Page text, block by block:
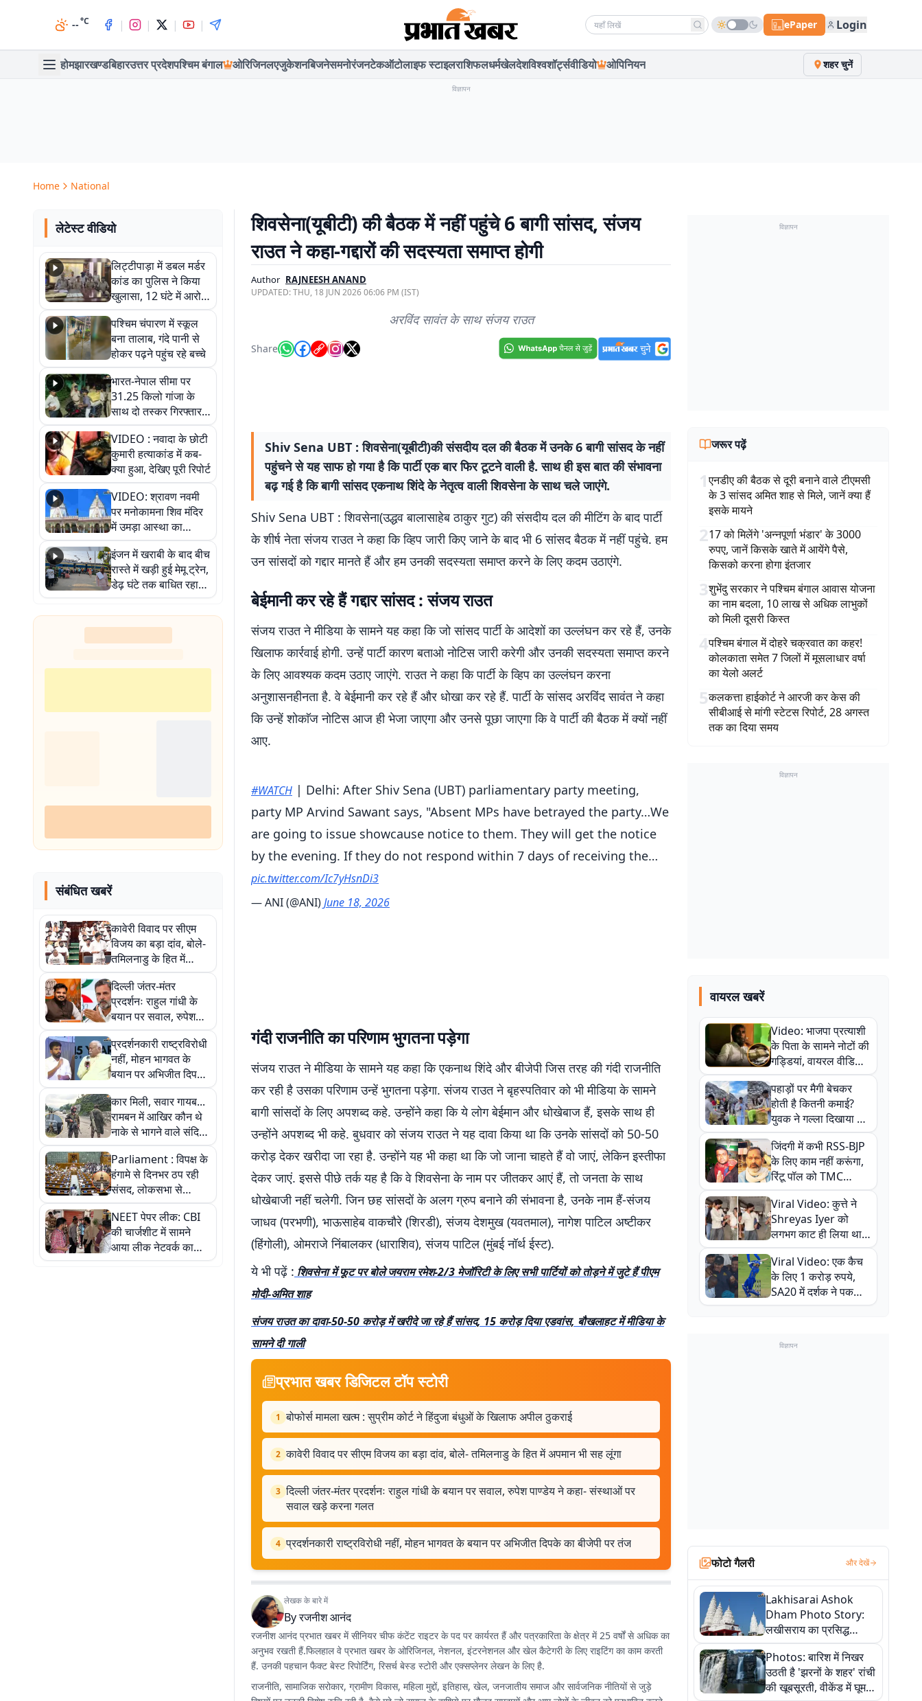
--°C | | | | Search news ePaper Login
होमझारखण्डबिहारउत्तर प्रदेशपश्चिम बंगाल ओरिजिनलएजुकेशनबिजनेसमनोरंजनटेकऑटोलाइफ स्टाइलराशिफलधर्मखेलदेशविश्वशॉर्ट्सवीडियो ओपिनियन शहर चुनें
विज्ञापन
Home National
लेटेस्ट वीडियो
लिट्टीपाड़ा में डबल मर्डर
कांड का पुलिस ने किया
खुलासा, 12 घंटे में आरोपी
गिरफ्तार
पश्चिम चंपारण में स्कूल
बना तालाब, गंदे पानी से
होकर पढ़ने पहुंच रहे बच्चे
भारत-नेपाल सीमा पर
31.25 किलो गांजा के
साथ दो तस्कर गिरफ्तार,
नेपाली नंबर की बाइक
जब्त
VIDEO : नवादा के छोटी
कुमारी हत्याकांड में कब-
क्या हुआ, देखिए पूरी रिपोर्ट
VIDEO: श्रावण नवमी
पर मनोकामना शिव मंदिर
में उमड़ा आस्था का
सैलाब, हर-हर महादेव के
जयघोष से गूंजा परिसर
इंजन में खराबी के बाद बीच
रास्ते में खड़ी हुई मेमू ट्रेन,
डेढ़ घंटे तक बाधित रहा
आवागमन
संबंधित खबरें
कावेरी विवाद पर सीएम
विजय का बड़ा दांव, बोले-
तमिलनाडु के हित में
अपमान भी सह लूंगा
दिल्ली जंतर-मंतर
प्रदर्शनः राहुल गांधी के
बयान पर सवाल, रुपेश
पाण्डेय ने कहा- संस्थाओं
पर सवाल खड़े करना
गलत
प्रदर्शनकारी राष्ट्रविरोधी
नहीं, मोहन भागवत के
बयान पर अभिजीत दिपके
का बीजेपी पर तंज
कार मिली, सवार गायब...
रामबन में आखिर कौन थे
नाके से भागने वाले संदिग्ध
लोग?
Parliament : विपक्ष के
हंगामे से दिनभर ठप रही
संसद, लोकसभा से
MSME संशोधन विधेयक
पास
NEET पेपर लीक: CBI
की चार्जशीट में सामने
आया लीक नेटवर्क का
मोडस ऑपरेंडी
शिवसेना(यूबीटी) की बैठक में नहीं पहुंचे 6 बागी सांसद, संजय
राउत ने कहा-गद्दारों की सदस्यता समाप्त होगी
Author RAJNEESH ANAND
UPDATED:THU, 18 JUN 2026 06:06 PM (IST)
अरविंद सावंत के साथ संजय राउत
Share
Shiv Sena UBT : शिवसेना(यूबीटी)की संसदीय दल की बैठक में उनके 6 बागी सांसद के नहीं
पहुंचने से यह साफ हो गया है कि पार्टी एक बार फिर टूटने वाली है. साथ ही इस बात की संभावना
बढ़ गई है कि बागी सांसद एकनाथ शिंदे के नेतृत्व वाली शिवसेना के साथ चले जाएंगे.
Shiv Sena UBT : शिवसेना(उद्धव बालासाहेब ठाकुर गुट) की संसदीय दल की मीटिंग के बाद पार्टी
के शीर्ष नेता संजय राउत ने कहा कि व्हिप जारी किए जाने के बाद भी 6 सांसद बैठक में नहीं पहुंचे. हम
उन सांसदों को गद्दार मानते हैं और हम उनकी सदस्यता समाप्त करने के लिए कदम उठाएंगे.
बेईमानी कर रहे हैं गद्दार सांसद : संजय राउत
संजय राउत ने मीडिया के सामने यह कहा कि जो सांसद पार्टी के आदेशों का उल्लंघन कर रहे हैं, उनके
खिलाफ कार्रवाई होगी. उन्हें पार्टी कारण बताओ नोटिस जारी करेगी और उनकी सदस्यता समाप्त करने
के लिए आवश्यक कदम उठाए जाएंगे. राउत ने कहा कि पार्टी के व्हिप का उल्लंघन करना
अनुशासनहीनता है. वे बेईमानी कर रहे हैं और धोखा कर रहे हैं. पार्टी के सांसद अरविंद सावंत ने कहा
कि उन्हें शोकाॅज नोटिस आज ही भेजा जाएगा और उनसे पूछा जाएगा कि वे पार्टी की बैठक में क्यों नहीं
आए.
#WATCH | Delhi: After Shiv Sena (UBT) parliamentary party meeting,
party MP Arvind Sawant says, "Absent MPs have betrayed the party…We
are going to issue showcause notice to them. They will get the notice
by the evening. If they do not respond within 7 days of receiving the…
pic.twitter.com/Ic7yHsnDi3
— ANI (@ANI)June 18, 2026
गंदी राजनीति का परिणाम भुगतना पड़ेगा
संजय राउत ने मीडिया के सामने यह कहा कि एकनाथ शिंदे और बीजेपी जिस तरह की गंदी राजनीति
कर रही है उसका परिणाम उन्हें भुगतना पड़ेगा. संजय राउत ने बृहस्पतिवार को भी मीडिया के सामने
बागी सांसदों के लिए अपशब्द कहे. उन्होंने कहा कि ये लोग बेईमान और धोखेबाज हैं, इसके साथ ही
उन्होंने अपशब्द भी कहे. बुधवार को संजय राउत ने यह दावा किया था कि उनके सांसदों को 50-50
करोड़ देकर खरीदा जा रहा है. उन्होंने यह भी कहा था कि जो जाना चाहते हैं वो जाएं, लेकिन इस्तीफा
देकर जाएं. इससे पीछे तर्क यह है कि वे शिवसेना के नाम पर जीतकर आएं हैं, तो जनता के साथ
धोखेबाजी नहीं चलेगी. जिन छह सांसदों के अलग ग्रुप बनाने की संभावना है, उनके नाम हैं-संजय
जाधव (परभणी), भाऊसाहेब वाकचौरे (शिरडी), संजय देशमुख (यवतमाल), नागेश पाटिल अष्टीकर
(हिंगोली), ओमराजे निंबालकर (धाराशिव), संजय पाटिल (मुंबई नॉर्थ ईस्ट).
ये भी पढ़ें : शिवसेना में फूट पर बोले जयराम रमेश-2/3 मेजॉरिटी के लिए सभी पार्टियों को तोड़ने में जुटे हैं पीएम
मोदी-अमित शाह
संजय राउत का दावा-50-50 करोड़ में खरीदे जा रहे हैं सांसद, 15 करोड़ दिया एडवांस, बौखलाहट में मीडिया के
सामने दी गाली
प्रभात खबर डिजिटल टॉप स्टोरी
1 बोफोर्स मामला खत्म : सुप्रीम कोर्ट ने हिंदुजा बंधुओं के खिलाफ अपील ठुकराई
2 कावेरी विवाद पर सीएम विजय का बड़ा दांव, बोले- तमिलनाडु के हित में अपमान भी सह लूंगा
3 दिल्ली जंतर-मंतर प्रदर्शनः राहुल गांधी के बयान पर सवाल, रुपेश पाण्डेय ने कहा- संस्थाओं पर
सवाल खड़े करना गलत
4 प्रदर्शनकारी राष्ट्रविरोधी नहीं, मोहन भागवत के बयान पर अभिजीत दिपके का बीजेपी पर तंज
लेखक के बारे में
Byरजनीश आनंद
रजनीश आनंद प्रभात खबर में सीनियर चीफ कंटेंट राइटर के पद पर कार्यरत हैं और पत्रकारिता के क्षेत्र में 25 वर्षों से अधिक का
अनुभव रखती हैं.फिलहाल वे प्रभात खबर के ओरिजिनल, नेशनल, इंटरनेशनल और खेल कैटेगरी के लिए राइटिंग का काम करती
हैं. उनकी पहचान फैक्ट बेस्ट रिपोर्टिंग, रिसर्च बेस्ड स्टोरी और एक्सप्लेनर लेखन के लिए है.
राजनीति, सामाजिक सरोकार, ग्रामीण विकास, महिला मुद्दों, इतिहास, खेल, जनजातीय समाज और सार्वजनिक नीतियों से जुड़े
विज्ञापन
जरूर पढ़ें
1एनडीए की बैठक से दूरी बनाने वाले टीएमसी
के 3 सांसद अमित शाह से मिले, जानें क्या हैं
इसके मायने
217 को मिलेंगे 'अन्नपूर्णा भंडार' के 3000
रुपए, जानें किसके खाते में आयेंगे पैसे,
किसको करना होगा इंतजार
3शुभेंदु सरकार ने पश्चिम बंगाल आवास योजना
का नाम बदला, 10 लाख से अधिक लाभुकों
को मिली दूसरी किस्त
4पश्चिम बंगाल में दोहरे चक्रवात का कहर!
कोलकाता समेत 7 जिलों में मूसलाधार वर्षा
का येलो अलर्ट
5कलकत्ता हाईकोर्ट ने आरजी कर केस की
सीबीआई से मांगी स्टेटस रिपोर्ट, 28 अगस्त
तक का दिया समय
विज्ञापन
वायरल खबरें
Video: भाजपा प्रत्याशी
के पिता के सामने नोटों की
गड्डियां, वायरल वीडियो
से राजनीति में उबाल,
अजित महतो बोले- TMC
की गंदी चाल
पहाड़ों पर मैगी बेचकर
होती है कितनी कमाई?
युवक ने गल्ला दिखाया तो
नौकरी वालों के खड़े हो गए
कान
जिंदगी में कभी RSS-BJP
के लिए काम नहीं करूंगा,
रिंटू पॉल को TMC
ऑफिस में ले जाकर पीटा,
Video वायरल
Viral Video: कुत्ते ने
Shreyas Iyer को
लगभग काट ही लिया था,
न्यूजीलैंड सीरीज से पहले
बाल-बाल बचे
Viral Video: एक कैच
के लिए 1 करोड़ रुपये,
SA20 में दर्शक ने पकड़ा
एक हाथ से गजब का कैच
विज्ञापन
फोटो गैलरी और देखें
Lakhisarai Ashok
Dham Photo Story:
लखीसराय का प्रसिद्ध
अशोक धाम—आस्था,
श्रृंगार, अनुष्ठान और
अलौकिक संध्या आरती के
विहंगम दृश्य
Photos: बारिश में निखर
उठती है 'झरनों के शहर' रांची
की खूबसूरती, वीकेंड में घूम